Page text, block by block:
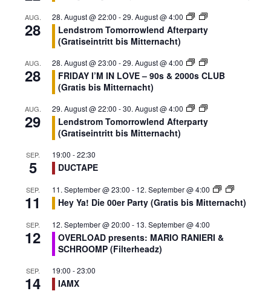
AUG.
28
28. August @ 22:00 -29. August @ 4:00
Lendstrom Tomorrowlend Afterparty
(Gratiseintritt bis Mitternacht)
AUG.
28
28. August @ 23:00 -29. August @ 4:00
FRIDAY I’M IN LOVE – 90s & 2000s CLUB
(Gratis bis Mitternacht)
AUG.
29
29. August @ 22:00 -30. August @ 4:00
Lendstrom Tomorrowlend Afterparty
(Gratiseintritt bis Mitternacht)
SEP.
5
19:00 -22:30
DUCTAPE
SEP.
11
11. September @ 23:00 - 12. September @ 4:00
Hey Ya! Die 00er Party (Gratis bis Mitternacht)
SEP.
12
12. September @ 20:00 - 13. September @ 4:00
OVERLOAD presents: MARIO RANIERI &
SCHROOMP (Filterheadz)
SEP.
14
19:00 -23:00
IAMX